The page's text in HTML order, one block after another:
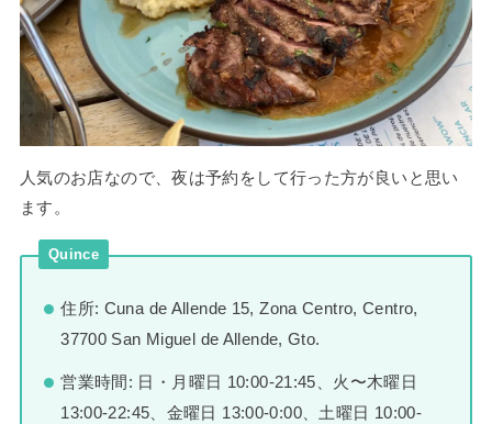
人気のお店なので、夜は予約をして行った方が良いと思い
ます。
Quince
住所: Cuna de Allende 15, Zona Centro, Centro,
37700 San Miguel de Allende, Gto.
営業時間: 日・月曜日 10:00-21:45、火〜木曜日
13:00-22:45、金曜日 13:00-0:00、土曜日 10:00-